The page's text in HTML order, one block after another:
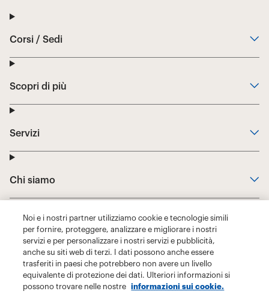
Noi e i nostri partner utilizziamo cookie e tecnologie simili
per fornire, proteggere, analizzare e migliorare i nostri
servizi e per personalizzare i nostri servizi e pubblicità,
anche su siti web di terzi. I dati possono anche essere
trasferiti in paesi che potrebbero non avere un livello
equivalente di protezione dei dati. Ulteriori informazioni si
possono trovare nelle nostre
informazioni sui cookie.